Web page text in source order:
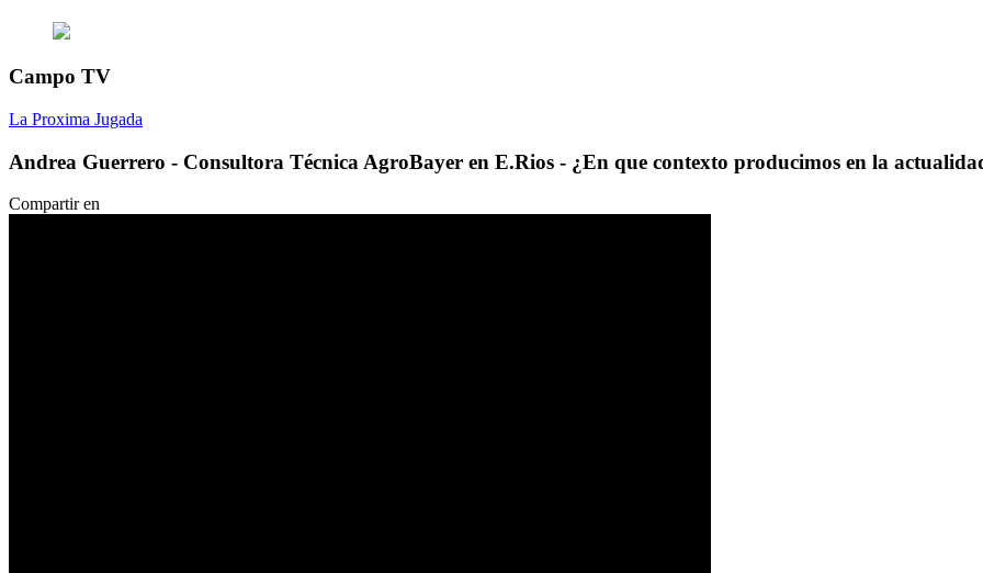
Campo TV
La Proxima Jugada
Andrea Guerrero - Consultora Técnica AgroBayer en E.Rios - ¿En que contexto producimos en la
Compartir en